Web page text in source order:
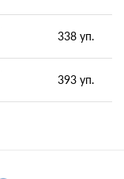
338 уп.
393 уп.